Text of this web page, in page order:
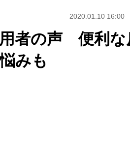
2020.01.10 16:00
用者の声 便利な
みも